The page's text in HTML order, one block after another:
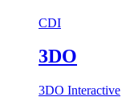
CDI
3DO
3DO Interactive